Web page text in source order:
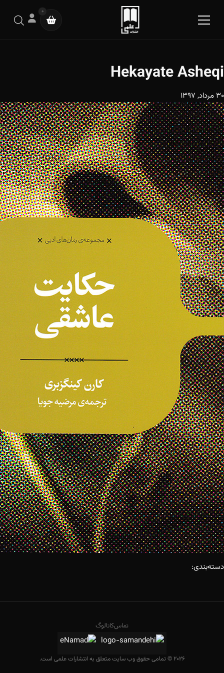
0
Hekayate Asheqi
30 مرداد, 1397
دسته‌بندی:
تماسکاتالوگ
2026 © تمامی حقوق وب سایت متعلق به انتشارات علمی است.